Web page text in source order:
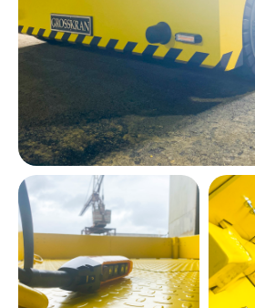
ОТПРАВИТЬ
Что такое межцеховая
тележка 35 т